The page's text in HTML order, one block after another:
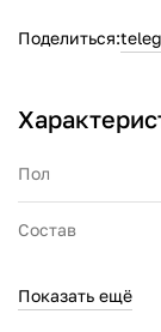
Поделиться:
Пол
Состав
Показать ещё